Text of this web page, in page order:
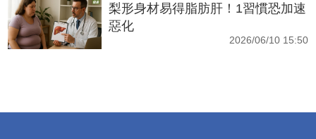
梨形身材易得脂肪肝！1習慣恐加速
惡化
2026/06/10 15:50